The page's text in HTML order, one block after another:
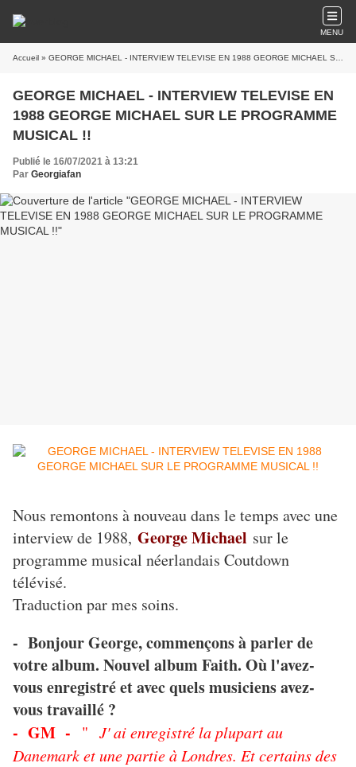
MENU
Accueil » GEORGE MICHAEL - INTERVIEW TELEVISE EN 1988 GEORGE MICHAEL SUR LE PROGRAMME MUSICAL !!
GEORGE MICHAEL - INTERVIEW TELEVISE EN
1988 GEORGE MICHAEL SUR LE PROGRAMME
MUSICAL !!
Publié le 16/07/2021 à 13:21
Par Georgiafan
Nous remontons à nouveau dans le temps avec une
interview de 1988, George Michael sur le
programme musical néerlandais Coutdown
télévisé.
Traduction par mes soins.
- Bonjour George, commençons à parler de
votre album. Nouvel album Faith. Où l'avez-
vous enregistré et avec quels musiciens avez-
vous travaillé ?
- GM - " J' ai enregistré la plupart au
Danemark et une partie à Londres. Et certains des